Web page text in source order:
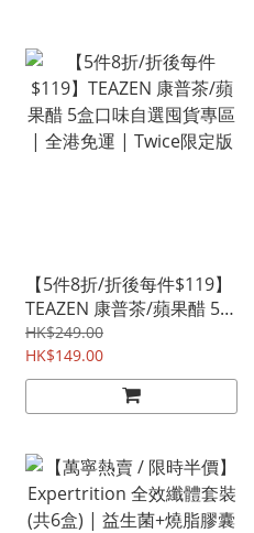
【5件8折/折後每件$119】
TEAZEN 康普茶/蘋果醋 5盒
口味自選囤貨專區 | 全港免
運 | Twice限定版
HK$249.00
HK$149.00